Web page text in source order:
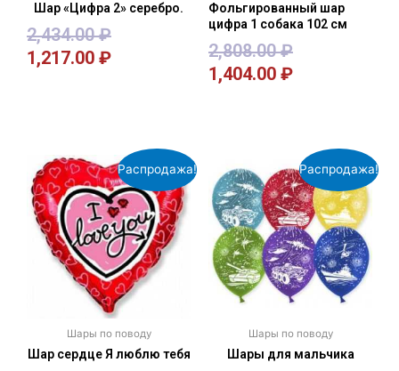
Шар «Цифра 2» серебро.
2,434.00₽
1,217.00 ₽
Фольгированный шар
цифра 1 собака 102 см
2,808.00₽
1,404.00 ₽
Распродажа!
Шары по поводу
Шар сердце Я люблю тебя
Распродажа!
Шары по поводу
Шары для мальчика